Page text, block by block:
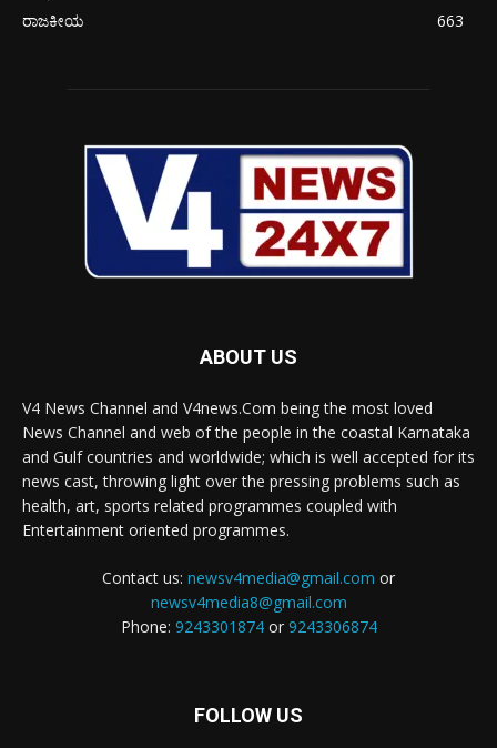
ರಾಜಕೀಯ
663
ABOUT US
V4 News Channel and V4news.Com being the most loved
News Channel and web of the people in the coastal Karnataka
and Gulf countries and worldwide; which is well accepted for its
news cast, throwing light over the pressing problems such as
health, art, sports related programmes coupled with
Entertainment oriented programmes.
Contact us: newsv4media@gmail.com or
newsv4media8@gmail.com
Phone: 9243301874or 9243306874
FOLLOW US